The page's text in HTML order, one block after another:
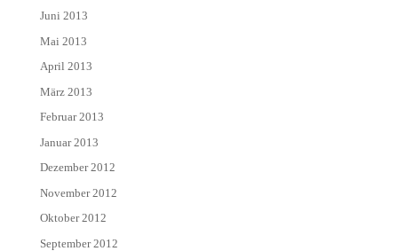
Juni 2013
Mai 2013
April 2013
März 2013
Februar 2013
Januar 2013
Dezember 2012
November 2012
Oktober 2012
September 2012